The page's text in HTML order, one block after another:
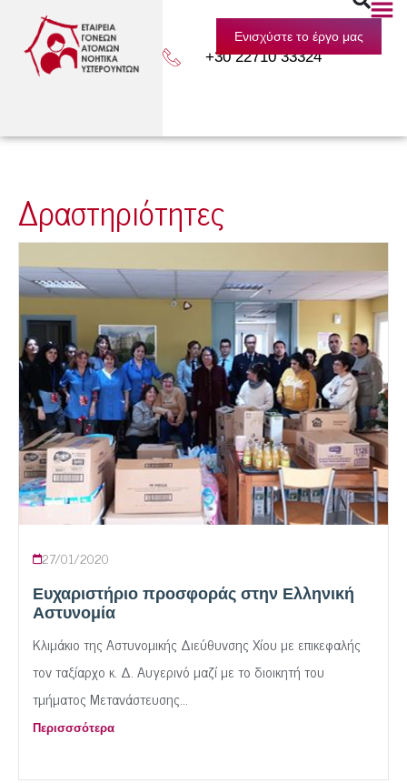
+30 22710 33324
Ενισχύστε το έργο μας
Δραστηριότητες
27/01/2020
Ευχαριστήριο προσφοράς στην Ελληνική
Αστυνομία
Κλιμάκιο της Αστυνομικής Διεύθυνσης Χίου με επικεφαλής
τον ταξίαρχο κ. Δ. Αυγερινό μαζί με το διοικητή του
τμήματος Μετανάστευσης...
Περισσσότερα